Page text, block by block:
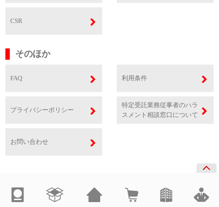
CSR
そのほか
FAQ 利用条件
プライバシーポリシー
特定受託業務従事者のハラ
スメント相談窓口について
お問い合わせ